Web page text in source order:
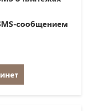
сообщением